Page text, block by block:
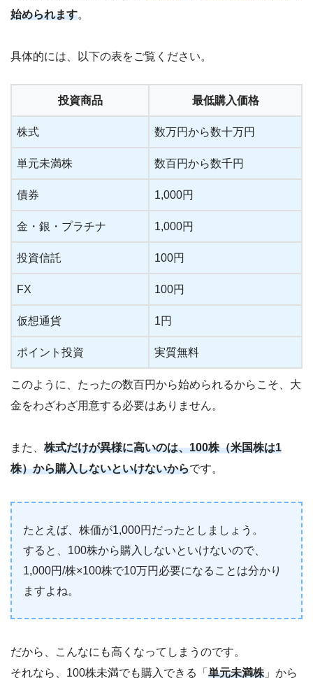
始められます。
具体的には、以下の表をご覧ください。
投資商品 最低購入価格
株式 数万円から数十万円
単元未満株 数百円から数千円
債券 1,000円
金・銀・プラチナ 1,000円
投資信託 100円
FX 100円
仮想通貨 1円
ポイント投資 実質無料
このように、たったの数百円から始められるからこそ、大
金をわざわざ用意する必要はありません。
また、 株式だけが異様に高いのは、100株（米国株は1
株）から購入しないといけないからです。
たとえば、株価が1,000円だったとしましょう。
すると、100株から購入しないといけないので、
1,000円/株×100株で10万円必要になることは分かり
ますよね。
だから、こんなにも高くなってしまうのです。
それなら、100株未満でも購入できる「 単元未満株 」から